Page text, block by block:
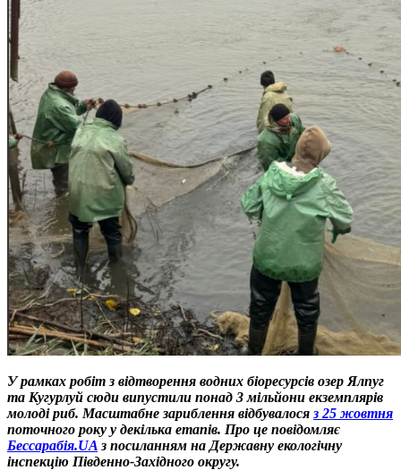
У рамках робіт з відтворення водних біоресурсів озер Ялпуг
та Кугурлуй сюди випустили понад 3 мільйони екземплярів
молоді риб. Масштабне зариблення відбувалося з 25 жовтня
поточного року у декілька етапів. Про це повідомляє
Бессарабія.UA з посиланням на Державну екологічну
інспекцію Південно-Західного округу.